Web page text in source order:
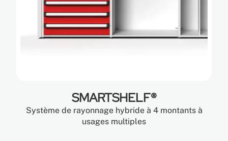
SMARTSHELF®
Système de rayonnage hybride à 4 montants à
usages multiples